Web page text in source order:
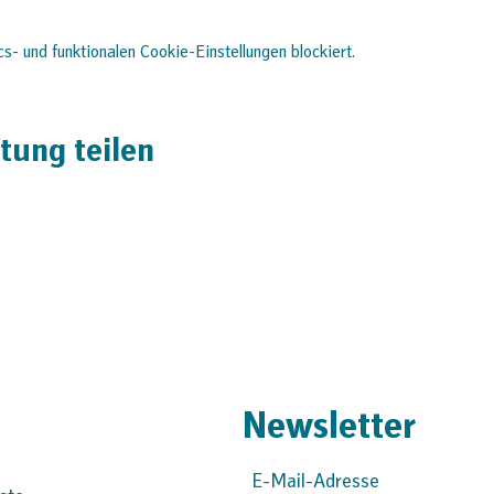
und funktionalen Cookie-Einstellungen blockiert.
teilen
Newsletter